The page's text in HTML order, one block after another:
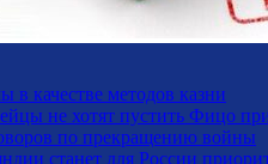
качестве методов казни
не хотят пустить Фицо
по прекращению войны
станет для России